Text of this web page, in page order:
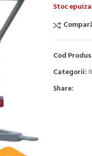
Stoc
Cod
Categorii:
Share: